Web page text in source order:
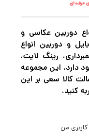
دوربین عکاسی و
و دوربین انواع
رینگ لایت،
دارد. این مجموعه
کالا سعی بر این
کنید.
من